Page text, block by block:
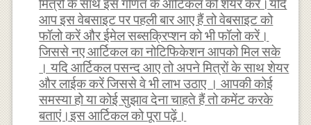
मित्रों के साथ इस गणित के आर्टिकल को शेयर करें।यदि
आप इस वेबसाइट पर पहली बार आए हैं तो वेबसाइट को
फॉलो करें और ईमेल सब्सक्रिप्शन को भी फॉलो करें।
जिससे नए आर्टिकल का नोटिफिकेशन आपको मिल सके
। यदि आर्टिकल पसन्द आए तो अपने मित्रों के साथ शेयर
और लाईक करें जिससे वे भी लाभ उठाए । आपकी कोई
समस्या हो या कोई सुझाव देना चाहते हैं तो कमेंट करके
बताएं।इस आर्टिकल को पूरा पढ़ें।